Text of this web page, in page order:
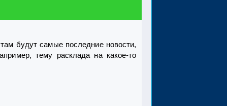
будут самые последние новости,
тему расклада на какое-то